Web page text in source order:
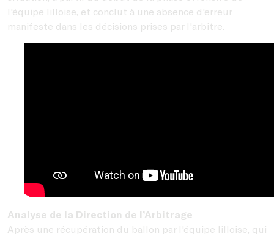
l'équipe lilloise, et conclut à une absence d'erreur
manifeste dans les décisions prises par l'arbitre.
Analyse de la Direction de l’Arbitrage
Après une récupération du ballon par l'équipe lilloise, qui